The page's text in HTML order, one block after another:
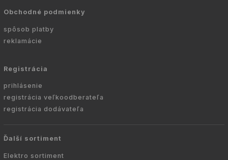
Obchodné podmienky
spôsob platby
reklamácie
Registrácia
prihlásenie
registrácia veľkoodberateľa
registrácia dodávateľa
Ďalší sortiment
Elektro sortiment